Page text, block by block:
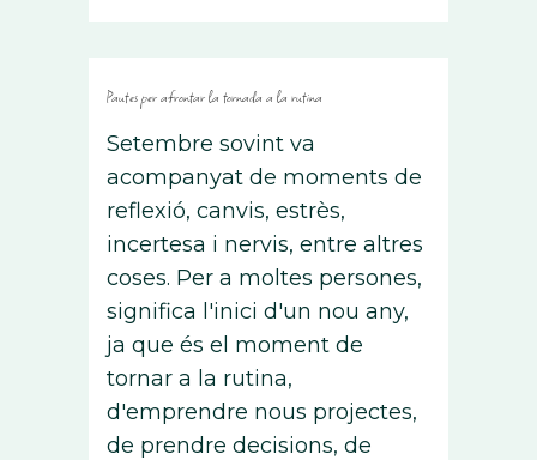
Pautes per afrontar la tornada a la rutina
Setembre sovint va
acompanyat de moments de
reflexió, canvis, estrès,
incertesa i nervis, entre altres
coses. Per a moltes persones,
significa l'inici d'un nou any,
ja que és el moment de
tornar a la rutina,
d'emprendre nous projectes,
de prendre decisions, de